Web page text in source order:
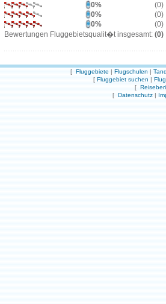
0%
(0)
0%
(0)
0%
(0)
Bewertungen Fluggebietsqualit�t insgesamt: (0)
[ Fluggebiete | Flugschulen |
[ Fluggebiet suchen |
[
[ Datenschutz |